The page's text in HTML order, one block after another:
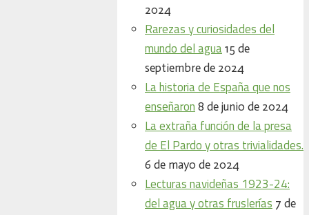
2024
Rarezas y curiosidades del
mundo del agua 15 de
septiembre de 2024
La historia de España que nos
enseñaron 8 de junio de 2024
La extraña función de la presa
de El Pardo y otras trivialidades.
6 de mayo de 2024
Lecturas navideñas 1923-24:
del agua y otras fruslerías 7 de